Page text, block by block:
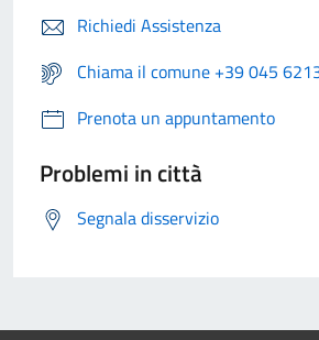
Richiedi Assistenza
Chiama il comune +39 045
Prenota un appuntamento
Problemi in città
Segnala disservizio